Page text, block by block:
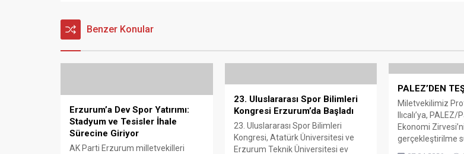
Benzer Konular
Erzurum’a Dev Spor Yatırımı:
Stadyum ve Tesisler İhale
Sürecine Giriyor
AK Parti Erzurum milletvekilleri
23. Uluslararası Spor Bilimleri
Kongresi Erzurum’da Başladı
23. Uluslararası Spor Bilimleri
Kongresi, Atatürk Üniversitesi ve
Erzurum Teknik Üniversitesi ev
PALEZ’DEN
Miletvekilimiz
Ilıcalı’ya,
Ekonomi
gerçekleştirilme